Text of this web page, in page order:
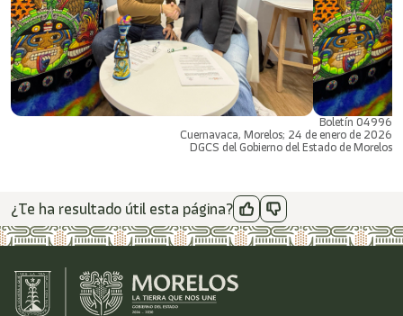
Boletín 04996
Cuernavaca, Morelos; 24 de enero de 2026
DGCS del Gobierno del Estado de Morelos
¿Te ha resultado útil esta página?